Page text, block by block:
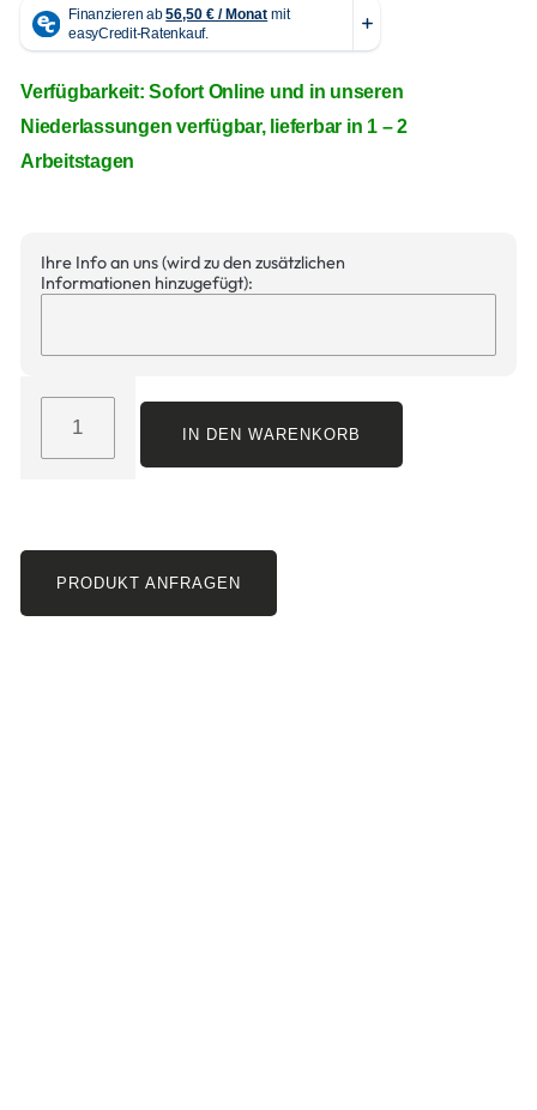
Verfügbarkeit: Sofort Online und in unseren
Niederlassungen verfügbar, lieferbar in 1 – 2
Arbeitstagen
Ihre Info an uns (wird zu den zusätzlichen
Informationen hinzugefügt):
IN DEN WARENKORB
PRODUKT ANFRAGEN